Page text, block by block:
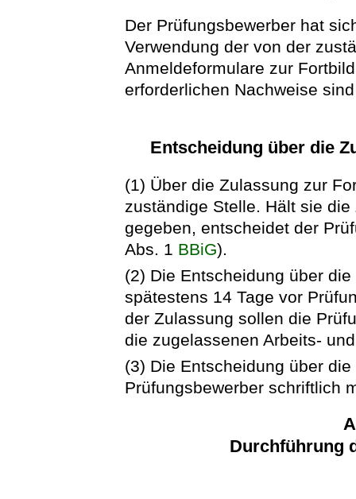
Der Prüfungsbewerber hat
Verwendung der von der
Anmeldeformulare zur
erforderlichen Nachweise
Entscheidung über die
(1) Über die Zulassung zur
zuständige Stelle. Hält sie
gegeben, entscheidet der
Abs. 1 BBiG).
(2) Die Entscheidung über
spätestens 14 Tage vor
der Zulassung sollen die
die zugelassenen Arbeits-
(3) Die Entscheidung über
Prüfungsbewerber schriftlich
Durchführung